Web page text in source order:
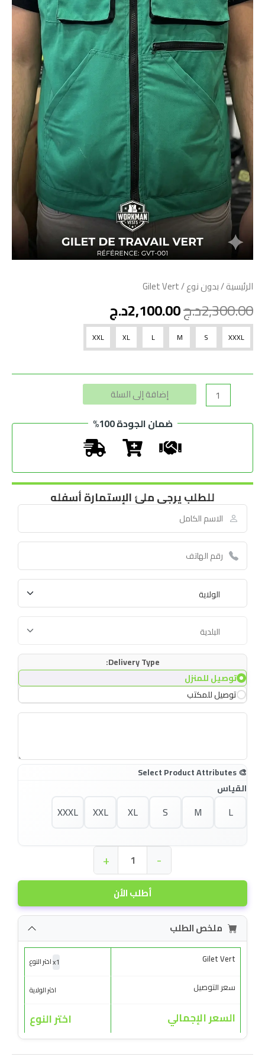
الرئيسية/بدون نوع/ Gilet Vert
2,300.00د.ج2,100.00د.ج
XXXL
S
M
L
XL
XXL
إضافة إلى السلة
ضمان الجودة 100%
للطلب يرجى ملئ الإستمارة أسفله
Delivery Type:
توصيل للمنزل
توصيل للمكتب
القياس
L
M
S
XL
XXL
XXXL
أطلب الأن
-
+
ملخص الطلب
Gilet Vert
x1 اختر النوع
سعر التوصيل اختر الولاية
السعر الإجمالي اختر النوع